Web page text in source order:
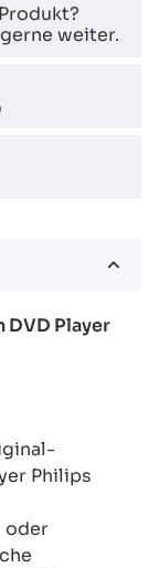
weiter.
DVD Player
Philips
oder